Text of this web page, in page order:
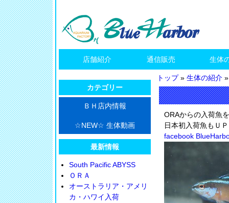
店舗紹介 通信販売 生体
カテゴリー
ＢＨ店内情報
☆NEW☆ 生体動画
最新情報
South Pacific ABYSS
ＯＲＡ
オーストラリア・アメリ
カ・ハワイ入荷
トップ» 生体の紹介
ORAからの入荷魚
日本初入荷魚もＵ
facebook